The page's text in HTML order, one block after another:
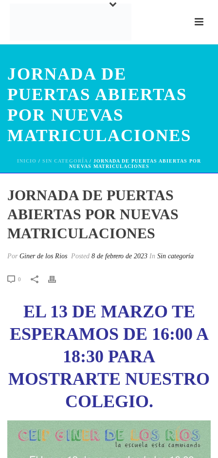
JORNADA DE
PUERTAS ABIERTAS
POR NUEVAS
MATRICULACIONES
INICIO / SIN CATEGORÍA / JORNADA DE PUERTAS ABIERTAS POR
NUEVAS MATRICULACIONES
JORNADA DE PUERTAS
ABIERTAS POR NUEVAS
MATRICULACIONES
Por Giner de los Rios Posted 8 de febrero de 2023 In Sin categoría
0
EL 13 DE MARZO TE
ESPERAMOS DE 16:00 A
18:30 PARA
MOSTRARTE NUESTRO
COLEGIO.